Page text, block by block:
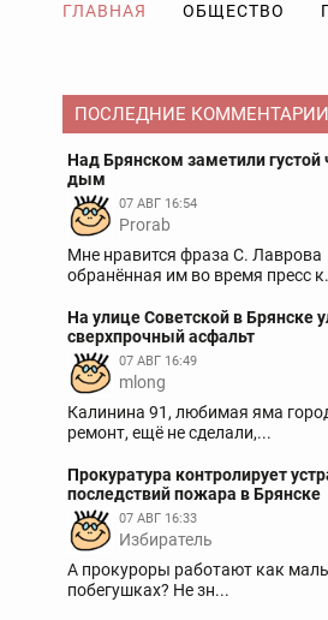
ГЛАВНАЯ ОБЩЕСТВО
ПОСЛЕДНИЕ КОММЕНТАРИИ
Над Брянском заметили
дым
07 АВГ 16:54
Prorab
Мне нравится фраза С. Лаврова
обранённая им во время пресс
На улице Советской в Брянске
сверхпрочный асфальт
07 АВГ 16:49
mlong
Калинина 91, любимая яма
ремонт, ещё не сделали,...
Прокуратура контролирует
последствий пожара в Брянске
07 АВГ 16:33
Избиратель
А прокуроры работают как
побегушках? Не зн...